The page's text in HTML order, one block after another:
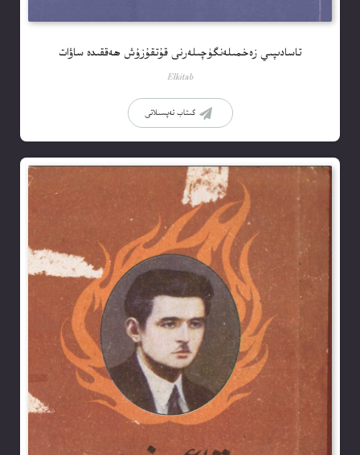
تاسادىپىي زەخمىلەنگۈچىلەرنى قۇتقۇزۇش ھەققىدە ساۋات
Elkitab
كىتاب تەپسىلاتى